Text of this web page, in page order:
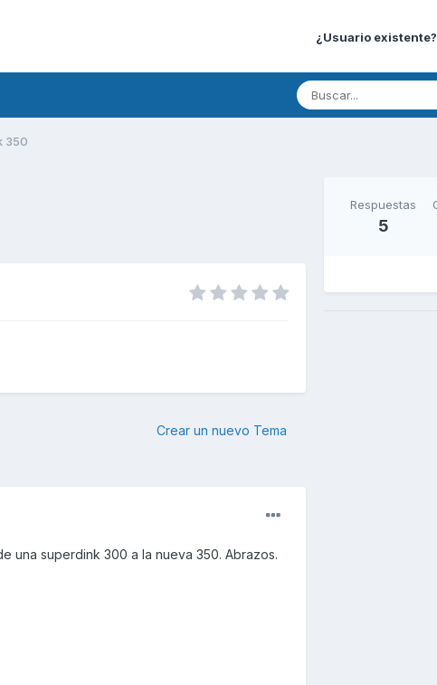
¿Usuario
350
Crear un nuevo Tema
una superdink 300 a la nueva 350. Abrazos.
Respuestas
5